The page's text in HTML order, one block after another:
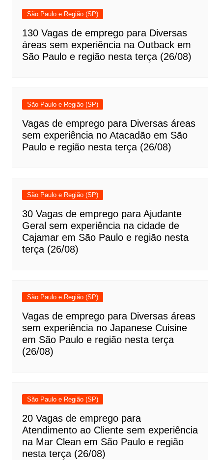
São Paulo e Região (SP)
130 Vagas de emprego para Diversas
áreas sem experiência na Outback em
São Paulo e região nesta terça (26/08)
São Paulo e Região (SP)
Vagas de emprego para Diversas áreas
sem experiência no Atacadão em São
Paulo e região nesta terça (26/08)
São Paulo e Região (SP)
30 Vagas de emprego para Ajudante
Geral sem experiência na cidade de
Cajamar em São Paulo e região nesta
terça (26/08)
São Paulo e Região (SP)
Vagas de emprego para Diversas áreas
sem experiência no Japanese Cuisine
em São Paulo e região nesta terça
(26/08)
São Paulo e Região (SP)
20 Vagas de emprego para
Atendimento ao Cliente sem experiência
na Mar Clean em São Paulo e região
nesta terça (26/08)